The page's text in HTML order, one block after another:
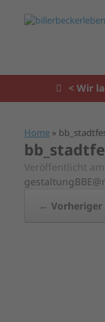
< Wir
Home »
Veröffentlicht am
← Vorheriger